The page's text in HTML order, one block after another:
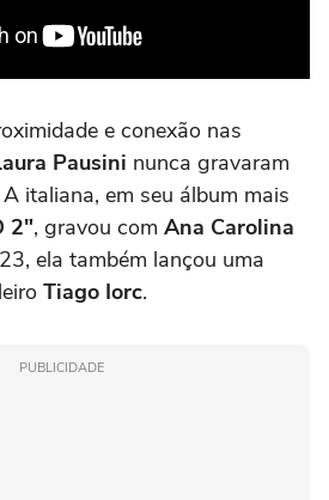
e conexão nas
Pausini nunca gravaram
italiana, em seu álbum mais
2", gravou com Ana Carolina
ela também lançou uma
Tiago Iorc.
PUBLICIDADE